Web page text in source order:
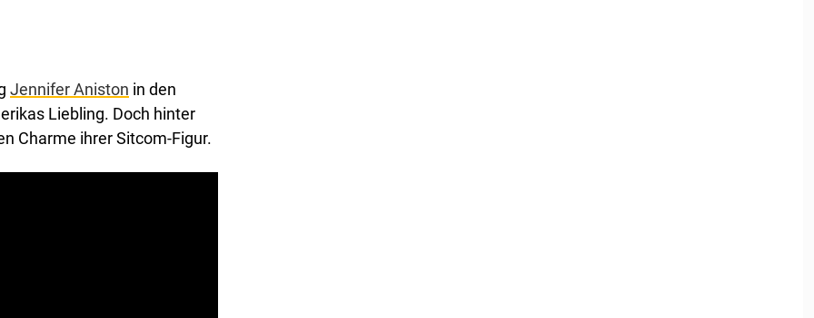
Jennifer Aniston in den
Liebling. Doch hinter
Charme ihrer Sitcom-Figur.